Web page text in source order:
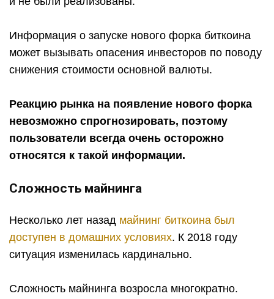
Информация о запуске нового форка биткоина
может вызывать опасения инвесторов по поводу
снижения стоимости основной валюты.
Реакцию рынка на появление нового форка
невозможно спрогнозировать, поэтому
пользователи всегда очень осторожно
относятся к такой информации.
Сложность майнинга
Несколько лет назад майнинг биткоина был
доступен в домашних условиях. К 2018 году
ситуация изменилась кардинально.
Сложность майнинга возросла многократно.